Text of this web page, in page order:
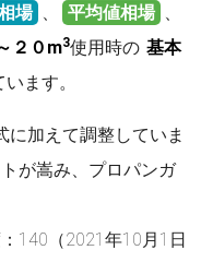
場 、 平均値相場 、
２０m3使用時の 基本
ます。
に加えて調整していま
が嵩み、プロパンガ
140（2021年10月1日